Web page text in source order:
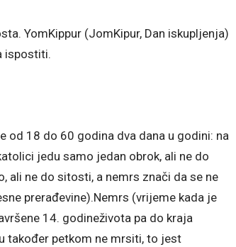
YomKippur (JomKipur, Dan iskupljenja)
ispostiti.
od 18 do 60 godina dva dana u godini: na
jedu samo jedan obrok, ali ne do
ne do sitosti, a nemrs znači da se ne
prerađevine).Nemrs (vrijeme kada je
14. godineživota pa do kraja
također petkom ne mrsiti, to jest